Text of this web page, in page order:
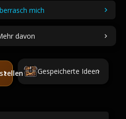
mich
davon
Gespeicherte Ideen